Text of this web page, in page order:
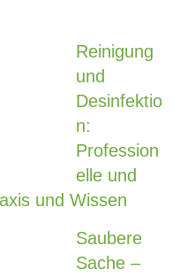
Reinigung
und
Desinfektio
n:
Profession
elle und
und Wissen
Saubere
Sache –